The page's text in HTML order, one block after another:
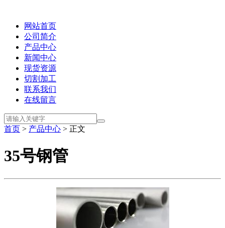
网站首页
公司简介
产品中心
新闻中心
现货资源
切割加工
联系我们
在线留言
首页 > 产品中心 > 正文
35号钢管